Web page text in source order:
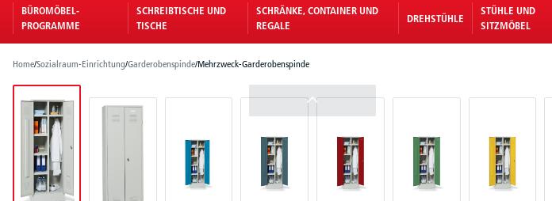
BÜROMÖBEL-
PROGRAMME
SCHREIBTISCHE UND
TISCHE
SCHRÄNKE, CONTAINER UND
REGALE
DREHSTÜHLE
STÜHLE UND
SITZMÖBEL
Home/Sozialraum-Einrichtung/Garderobenspinde/Mehrzweck-Garderobenspinde